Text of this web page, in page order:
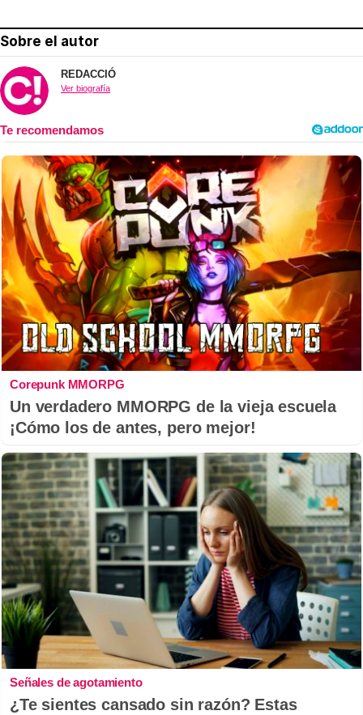
Sobre el autor
REDACCIÓ
Ver biografía
Corepunk MMORPG
Un verdadero MMORPG de la vieja escuela
¡Cómo los de antes, pero mejor!
Señales de agotamiento
¿Te sientes cansado sin razón? Estas